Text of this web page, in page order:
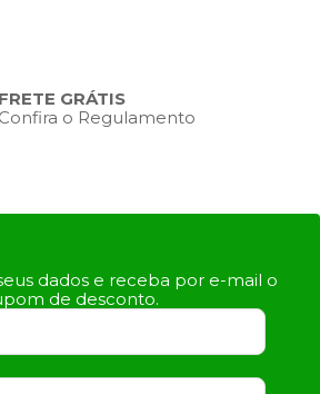
FRETE GRÁTIS
Confira o Regulamento
dados e receba por e-mail o
de desconto.